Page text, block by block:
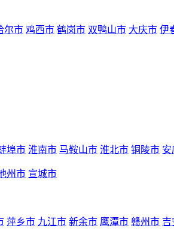
尔市 鸡西市 鹤岗市 双鸭山市 大庆市 伊
埠市 淮南市 马鞍山市 淮北市 铜陵市 安
州市 宣城市
萍乡市 九江市 新余市 鹰潭市 赣州市 吉